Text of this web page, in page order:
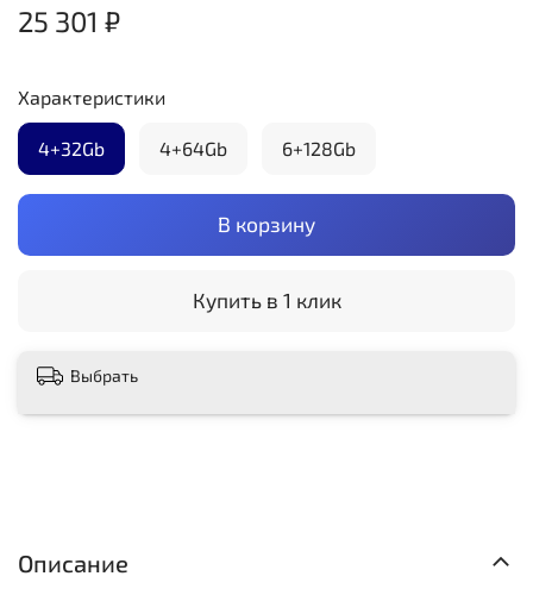
25 301 ₽
В корзину
Купить в 1 клик
Характеристики
4+32Gb 4+64Gb 6+128Gb
Выбрать
Описание